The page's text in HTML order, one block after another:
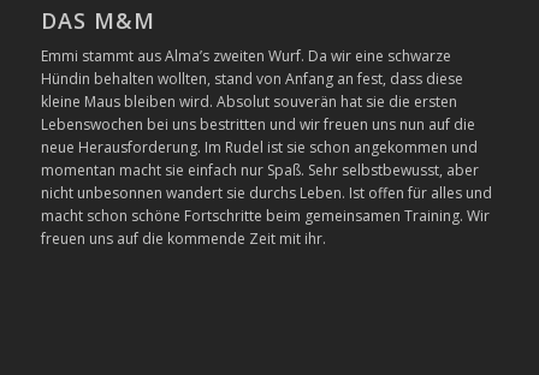
DAS M&M
Emmi stammt aus Alma’s zweiten Wurf. Da wir eine schwarze
Hündin behalten wollten, stand von Anfang an fest, dass diese
kleine Maus bleiben wird. Absolut souverän hat sie die ersten
Lebenswochen bei uns bestritten und wir freuen uns nun auf die
neue Herausforderung. Im Rudel ist sie schon angekommen und
momentan macht sie einfach nur Spaß. Sehr selbstbewusst, aber
nicht unbesonnen wandert sie durchs Leben. Ist offen für alles und
macht schon schöne Fortschritte beim gemeinsamen Training. Wir
freuen uns auf die kommende Zeit mit ihr.